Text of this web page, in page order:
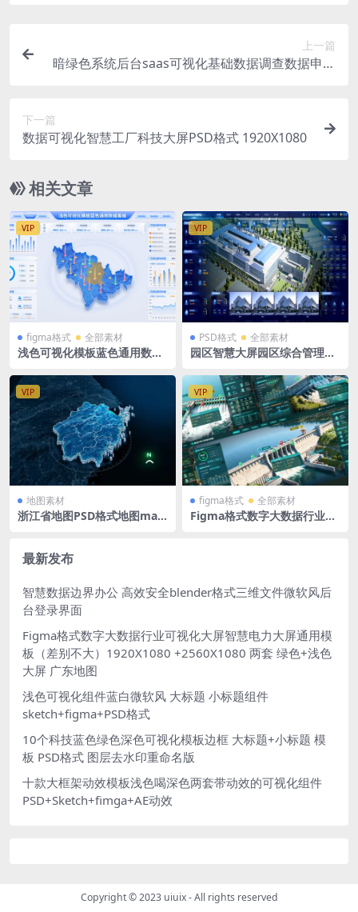
上一篇
暗绿色系统后台saas可视化基础数据调查数据申请
下一篇
数据可视化智慧工厂科技大屏PSD格式 1920X1080
相关文章
VIP
figma格式 全部素材
浅色可视化模板蓝色通用数据
VIP
PSD格式 全部素材
园区智慧大屏园区综合管理平
VIP
地图素材
浙江省地图PSD格式地图map
VIP
figma格式 全部素材
Figma格式数字大数据行业可
最新发布
智慧数据边界办公 高效安全blender格式三维文件微软风后
台登录界面
Figma格式数字大数据行业可视化大屏智慧电力大屏通用模
板（差别不大）1920X1080 +2560X1080 两套 绿色+浅色
大屏 广东地图
浅色可视化组件蓝白微软风 大标题 小标题组件
sketch+figma+PSD格式
10个科技蓝色绿色深色可视化模板边框 大标题+小标题 模
板 PSD格式 图层去水印重命名版
十款大框架动效模板浅色喝深色两套带动效的可视化组件
PSD+Sketch+fimga+AE动效
Copyright © 2023 uiuix- All rights reserved